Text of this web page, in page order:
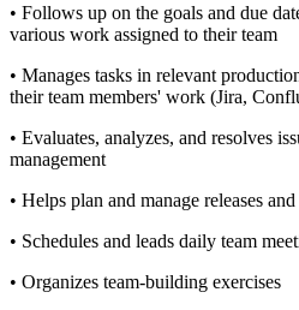
• Follows up on the goals and due
various work assigned to their team
• Manages tasks in relevant
their team members' work (Jira,
• Evaluates, analyzes, and resolves
management
• Helps plan and manage releases
• Schedules and leads daily team
• Organizes team-building exercises